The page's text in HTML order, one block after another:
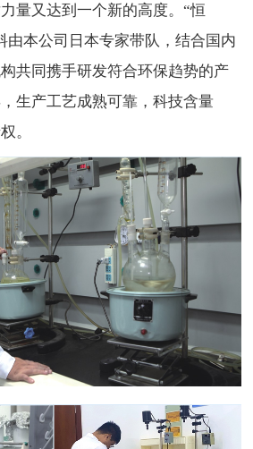
量又达到一个新的高度。“恒
由本公司日本专家带队，结合国内
共同携手研发符合环保趋势的产
生产工艺成熟可靠，科技含量
。